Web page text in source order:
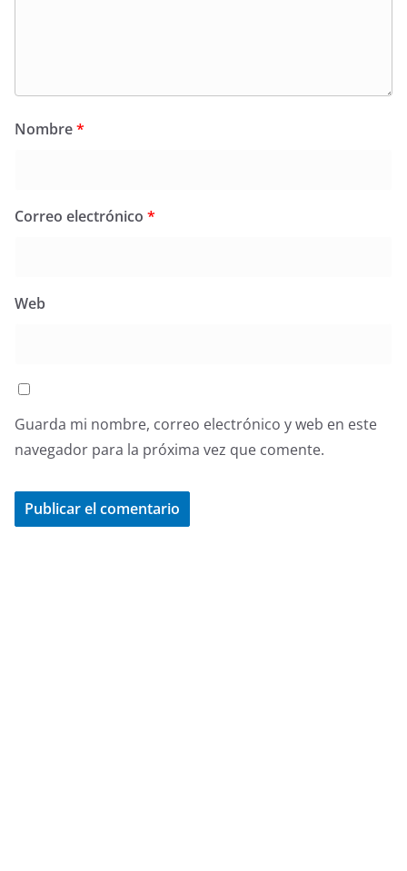
Nombre*
Correo electrónico *
Web
Guarda mi nombre, correo electrónico y web en este
navegador para la próxima vez que comente.